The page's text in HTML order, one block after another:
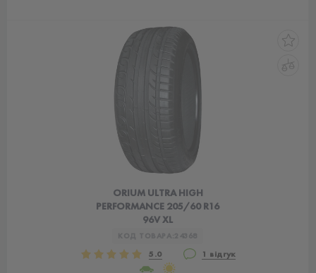
ORIUM ULTRA HIGH
PERFORMANCE 205/60 R16
96V XL
24368
5.0 1 відгук